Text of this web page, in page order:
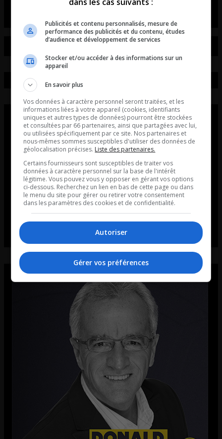
Publicités et contenu personnalisés, mesure de
performance des publicités et du contenu, études
d’audience et développement de services
Stocker et/ou accéder à des informations sur un
appareil
En savoir plus
Vos données à caractère personnel seront traitées, et les
informations liées à votre appareil (cookies, identifiants
uniques et autres types de données) pourront être stockées
et consultées par 66 partenaires, ainsi que partagées avec lui,
ou utilisées spécifiquement par ce site. Nos partenaires et
nous-mêmes sommes susceptibles d'utiliser des données de
géolocalisation précises. Liste des partenaires.
Certains fournisseurs sont susceptibles de traiter vos
données à caractère personnel sur la base de l'intérêt
légitime. Vous pouvez vous y opposer en gérant vos options
ci-dessous. Recherchez un lien en bas de cette page ou dans
le menu du site pour gérer ou retirer votre consentement
dans les paramètres des cookies et de confidentialité.
Autoriser
Gérer vos préférences